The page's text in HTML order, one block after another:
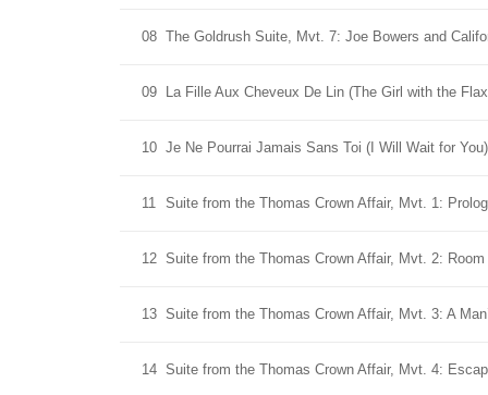
08 The Goldrush Suite, Mvt. 7: Joe Bowers and
09 La Fille Aux Cheveux De Lin (The Girl with the
10 Je Ne Pourrai Jamais Sans Toi (I Will Wait for You)
11 Suite from the Thomas Crown Affair, Mvt. 1:
12 Suite from the Thomas Crown Affair, Mvt. 2:
13 Suite from the Thomas Crown Affair, Mvt. 3: A
14 Suite from the Thomas Crown Affair, Mvt. 4: